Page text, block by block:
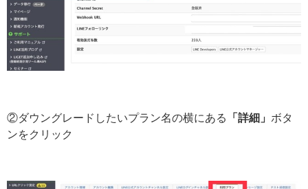
②ダウングレードしたいプラン名の横にある 「詳細」 ボタ
ンをクリック